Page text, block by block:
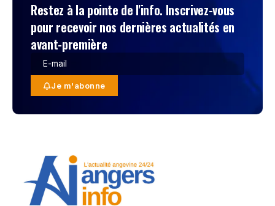
Restez à la pointe de l'info. Inscrivez-vous
pour recevoir nos dernières actualités en
avant-première
Je m'abonne